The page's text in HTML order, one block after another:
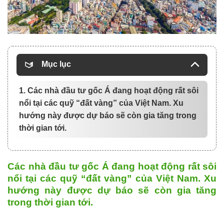
Mục lục
1. Các nhà đầu tư gốc Á đang hoạt động rất sôi
nổi tại các quỹ “đất vàng” của Việt Nam. Xu
hướng này được dự báo sẽ còn gia tăng trong
thời gian tới.
Các nhà đầu tư gốc Á đang hoạt động rất sôi
nổi tại các quỹ “đất vàng” của Việt Nam. Xu
hướng này được dự báo sẽ còn gia tăng
trong thời gian tới.